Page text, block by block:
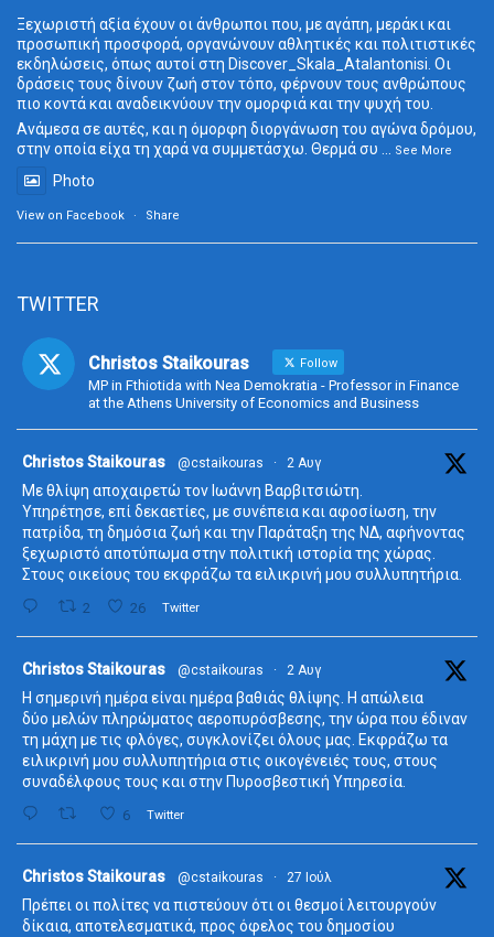
Ξεχωριστή αξία έχουν οι άνθρωποι που, με αγάπη, μεράκι και
προσωπική προσφορά, οργανώνουν αθλητικές και πολιτιστικές
εκδηλώσεις, όπως αυτοί στη Discover_Skala_Atalantonisi. Οι
δράσεις τους δίνουν ζωή στον τόπο, φέρνουν τους ανθρώπους
πιο κοντά και αναδεικνύουν την ομορφιά και την ψυχή του.
Ανάμεσα σε αυτές, και η όμορφη διοργάνωση του αγώνα δρόμου,
στην οποία είχα τη χαρά να συμμετάσχω. Θερμά συ ... See More
Photo
View on Facebook · Share
TWITTER
Christos Staikouras Follow
MP in Fthiotida with Nea Demokratia - Professor in Finance
at the Athens University of Economics and Business
Christos Staikouras @cstaikouras · 2 Αυγ
Με θλίψη αποχαιρετώ τον Ιωάννη Βαρβιτσιώτη.
Υπηρέτησε, επί δεκαετίες, με συνέπεια και αφοσίωση, την
πατρίδα, τη δημόσια ζωή και την Παράταξη της ΝΔ, αφήνοντας
ξεχωριστό αποτύπωμα στην πολιτική ιστορία της χώρας.
Στους οικείους του εκφράζω τα ειλικρινή μου συλλυπητήρια.
2 26 Twitter
Christos Staikouras @cstaikouras · 2 Αυγ
Η σημερινή ημέρα είναι ημέρα βαθιάς θλίψης. Η απώλεια
δύο μελών πληρώματος αεροπυρόσβεσης, την ώρα που έδιναν
τη μάχη με τις φλόγες, συγκλονίζει όλους μας. Εκφράζω τα
ειλικρινή μου συλλυπητήρια στις οικογένειές τους, στους
συναδέλφους τους και στην Πυροσβεστική Υπηρεσία.
6 Twitter
Christos Staikouras @cstaikouras · 27 Ιούλ
Πρέπει οι πολίτες να πιστεύουν ότι οι θεσμοί λειτουργούν
δίκαια, αποτελεσματικά, προς όφελος του δημοσίου